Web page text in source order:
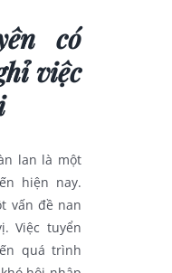
có
việc
lan là một
hiện nay.
vấn đề nan
Việc tuyển
quá trình